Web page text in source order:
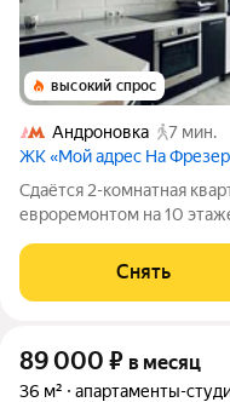
высокий спрос
Андроновка
7 мин.
ЖК «Мой адрес На
Сдаётся 2-комнатная
евроремонтом на 10
Стиральная машина Холодильник Кондиционер Дом -
монолитный, окна выходят
Снять
89 000 ₽ в месяц
36 м² апартаменты-